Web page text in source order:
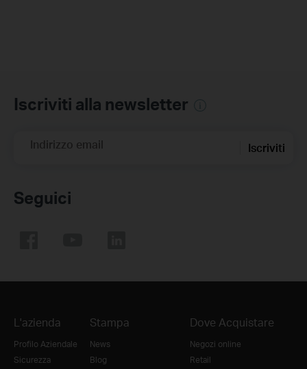
Iscriviti alla newsletter
Indirizzo email Iscriviti
Seguici
L'azienda
Profilo Aziendale
Sicurezza
Stampa
News
Blog
Dove Acquistare
Negozi online
Retail